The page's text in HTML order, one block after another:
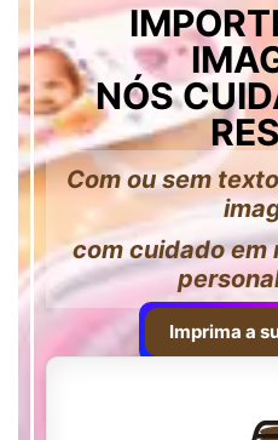
NÓS
Com ou sem
com cuidado em
Imprima a